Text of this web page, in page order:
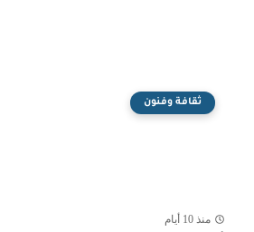
ثقافة وفنون
منذ 10 أيام